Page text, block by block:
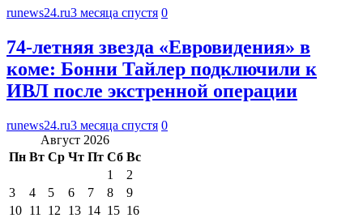
runews24.ru3 месяца спустя 0
74-летняя звезда «Евровидения» в
коме: Бонни Тайлер подключили к
ИВЛ после экстренной операции
runews24.ru3 месяца спустя 0
Август 2026
Пн Вт Ср Чт Пт Сб Вс
1
2
3
4 5 6 7 8
9
10 11 12 13 14 15 16